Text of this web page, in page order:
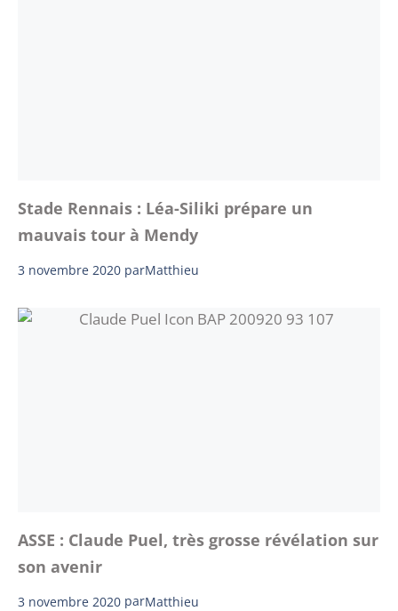
Stade Rennais : Léa-Siliki prépare un
mauvais tour à Mendy
3 novembre 2020 parMatthieu
ASSE : Claude Puel, très grosse révélation sur
son avenir
3 novembre 2020 parMatthieu